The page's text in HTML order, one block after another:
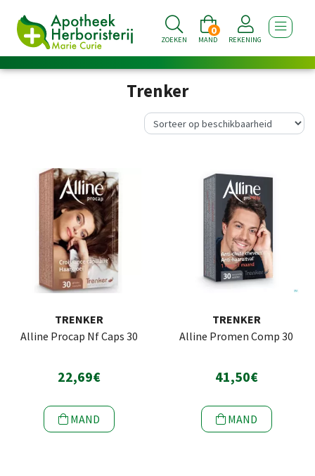
ZOEKEN MAND
0
REKENING TOON
Trenker
TRENKER
Alline Procap Nf Caps 30
22,69€
MAND
TRENKER
Alline Promen Comp 30
41,50€
MAND